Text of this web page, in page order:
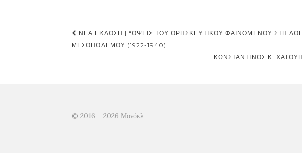
Post
navigation
ΝΈΑ ΈΚΔΟΣΗ | “ΟΨΕΙΣ ΤΟΥ ΘΡΗΣΚΕΥΤΙΚΟΎ ΦΑΙΝΟΜΈΝΟΥ ΣΤΗ
ΜΕΣΟΠΟΛΈΜΟΥ (1922-1940)
ΚΩΝΣΤΑΝΤΊΝΟΣ Κ.